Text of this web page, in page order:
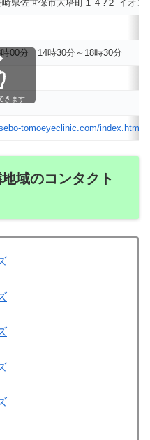
崎県佐世保市大塔町１４?２ イオ
時00分 14時30分～18時30分
tomoeyeclinic.com/index.html
きます
域のコンタクト